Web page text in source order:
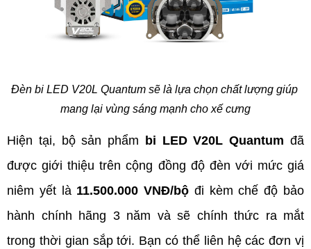
Đèn bi LED V20L Quantum sẽ là lựa chọn chất lượng giúp
mang lại vùng sáng mạnh cho xế cưng
Hiện tại, bộ sản phẩm bi LED V20L Quantum đã
được giới thiệu trên cộng đồng độ đèn với mức giá
niêm yết là 11.500.000 VNĐ/bộ đi kèm chế độ bảo
hành chính hãng 3 năm và sẽ chính thức ra mắt
trong thời gian sắp tới. Bạn có thể liên hệ các đơn vị